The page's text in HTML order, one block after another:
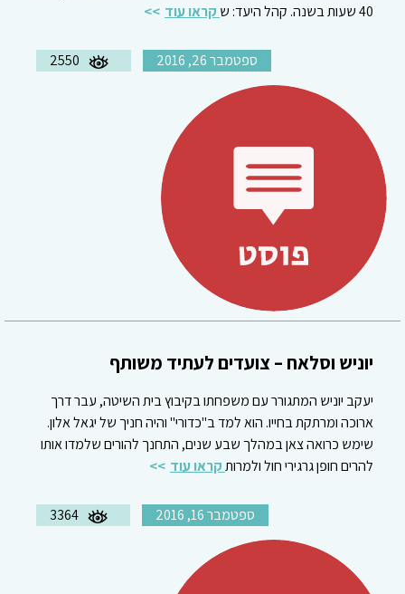
40 שעות בשנה. קהל היעד: ש
קראו עוד
ספטמבר 26, 2016 2550
יוניש וסלאח – צועדים לעתיד משותף
יעקב יוניש המתגורר עם משפחתו בקיבוץ בית השיטה, עבר דרך
ארוכה ומרתקת בחייו. הוא למד ב"כדורי" והיה חניך של יגאל אלון.
שימש כרואה צאן במהלך שבע שנים, התחנך להורים שלמדו אותו
להרים חופן גרגירי חול ולמרותקראו עוד
ספטמבר 16, 2016 3364